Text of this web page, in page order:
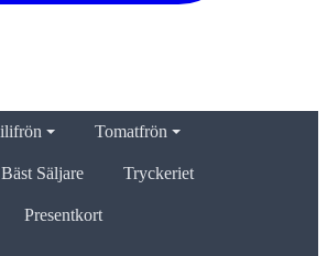
Tomatfrön
Bäst Säljare Tryckeriet
Presentkort